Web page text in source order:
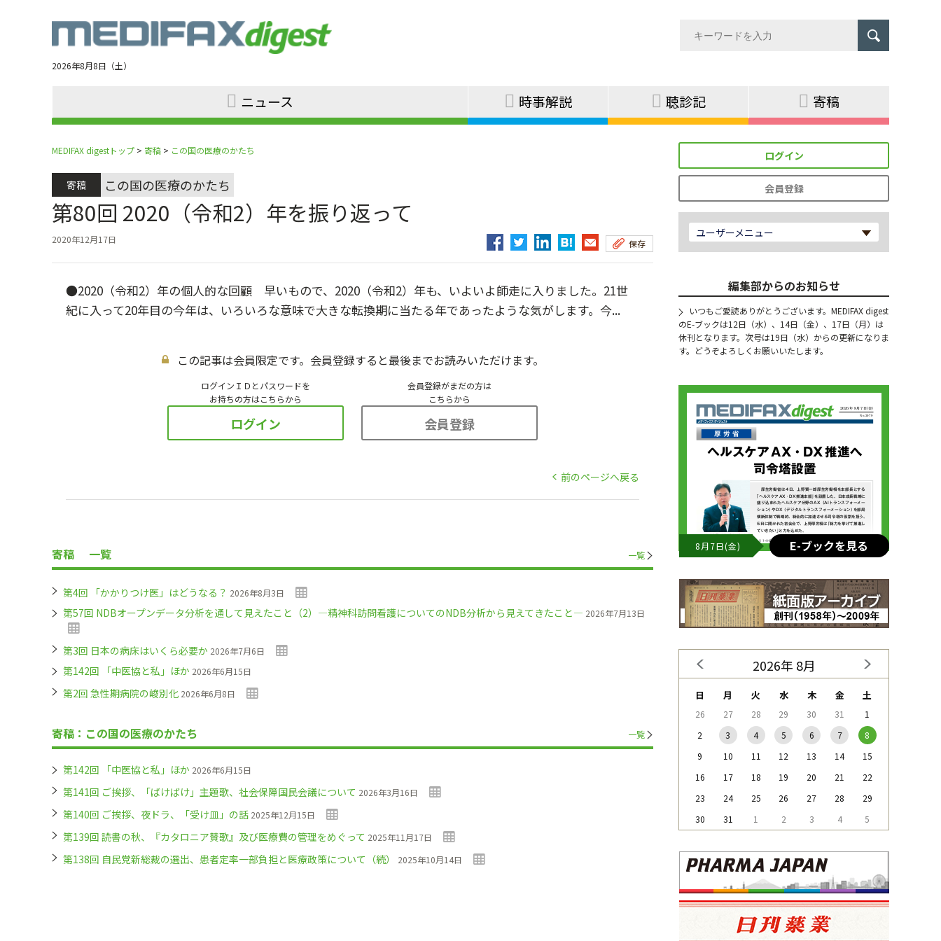
navigation
2026年8月8日（土）
ニュース 時事解説 聴診記 寄稿
MEDIFAX digestトップ > 寄稿 > この国の医療のかたち
寄稿 この国の医療のかたち
第80回 2020（令和2）年を振り返って
2020年12月17日 保存
●2020（令和2）年の個人的な回顧 早いもので、2020（令和2）年も、いよいよ師走に入りました。21世
紀に入って20年目の今年は、いろいろな意味で大きな転換期に当たる年であったような気がします。今...
この記事は会員限定です。会員登録すると最後までお読みいただけます。
ログインＩＤとパスワードを
お持ちの方はこちらから
ログイン
会員登録がまだの方は
こちらから
会員登録
前のページへ戻る
寄稿 一覧 一覧
第4回 「かかりつけ医」はどうなる？ 2026年8月3日
第57回 NDBオープンデータ分析を通して見えたこと（2）―精神科訪問看護についてのNDB分析から見えてきたこと― 2026年7月13日
第3回 日本の病床はいくら必要か 2026年7月6日
第142回 「中医協と私」ほか 2026年6月15日
第2回 急性期病院の峻別化 2026年6月8日
寄稿：この国の医療のかたち 一覧
第142回 「中医協と私」ほか 2026年6月15日
第141回 ご挨拶、「ばけばけ」主題歌、社会保障国民会議について 2026年3月16日
第140回 ご挨拶、夜ドラ、「受け皿」の話 2025年12月15日
第139回 読書の秋、『カタロニア賛歌』及び医療費の管理をめぐって 2025年11月17日
第138回 自民党新総裁の選出、患者定率一部負担と医療政策について（続） 2025年10月14日
ログイン
会員登録
ユーザーメニュー
編集部からのお知らせ
いつもご愛読ありがとうございます。MEDIFAX digest
のE-ブックは12日（水）、14日（金）、17日（月）は
休刊となります。次号は19日（水）からの更新になりま
す。どうぞよろしくお願いいたします。
8月7日(金) E-ブックを見る
2026年 8月
日 月 火 水 木 金 土
26 27 28 29 30 31
1
2
3 4 5 6 7
8
9
10 11 12 13 14
15
16
17 18 19 20 21
22
23
24 25 26 27 28
29
30
31 1 2 3 4 5